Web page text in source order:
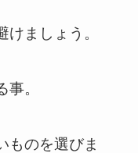
ましょう。
。
ものを選びま